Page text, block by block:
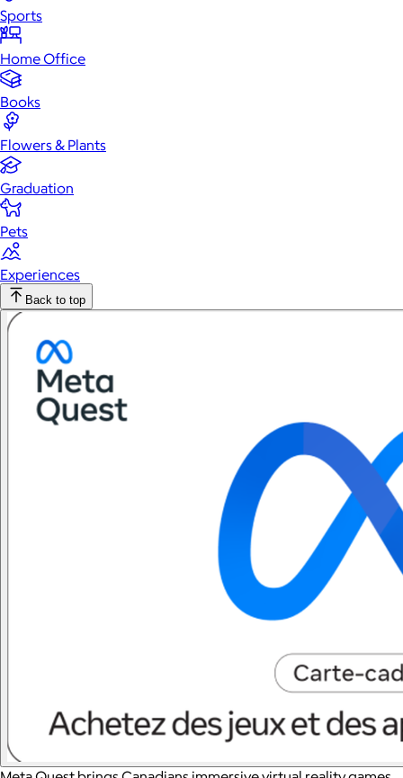
Sports
Home Office
Books
Flowers & Plants
Graduation
Pets
Experiences
Back to top